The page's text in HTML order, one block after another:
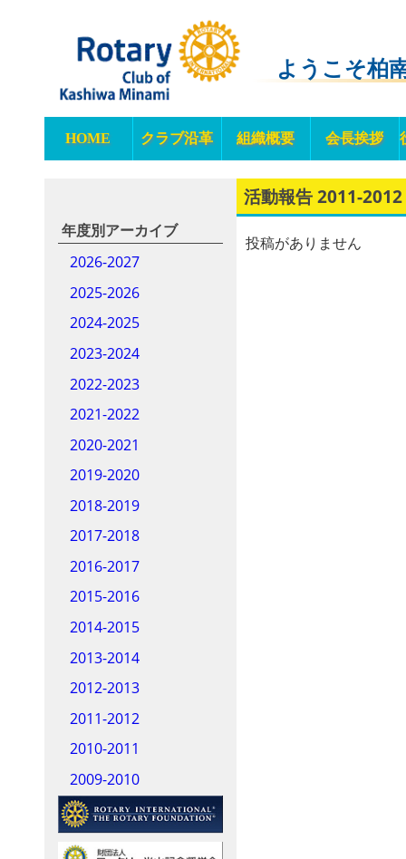
ようこそ柏
HOME クラブ沿革 組織概要 会長挨拶
年度別アーカイブ
2026-2027
2025-2026
2024-2025
2023-2024
2022-2023
2021-2022
2020-2021
2019-2020
2018-2019
2017-2018
2016-2017
2015-2016
2014-2015
2013-2014
2012-2013
2011-2012
2010-2011
2009-2010
活動報告 2011-2012
投稿がありません